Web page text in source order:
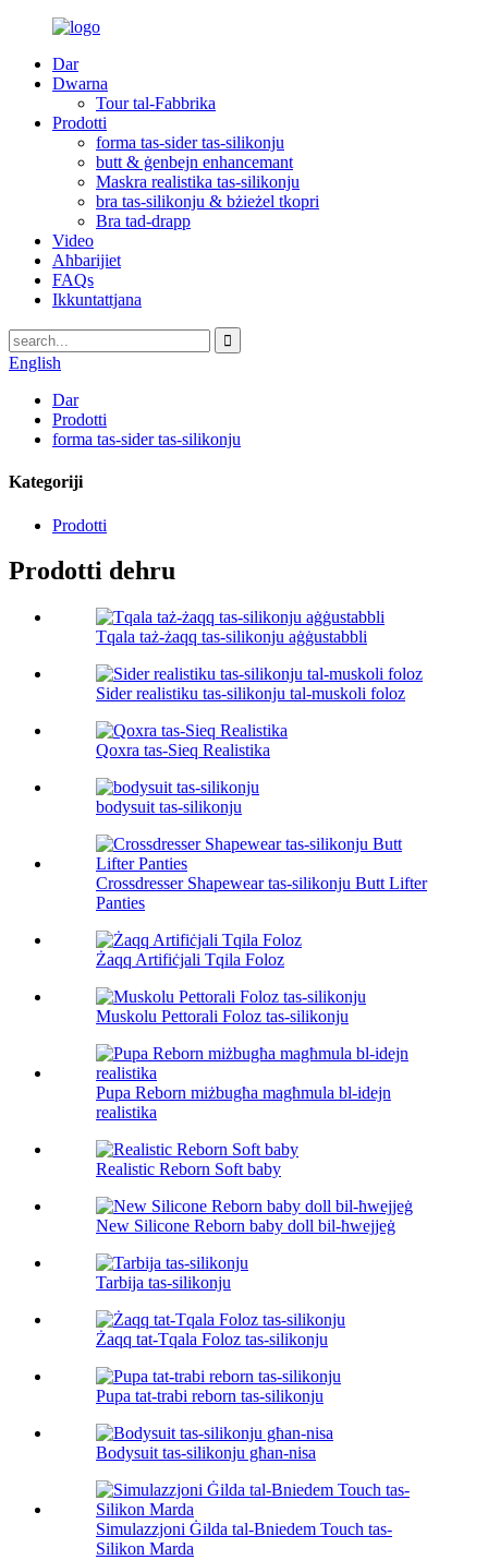
Dar
Dwarna
Tour tal-Fabbrika
Prodotti
forma tas-sider tas-silikonju
butt & ġenbejn enhancemant
Maskra realistika tas-silikonju
bra tas-silikonju & bżieżel tkopri
Bra tad-drapp
Video
Aħbarijiet
FAQs
Ikkuntattjana
English
Dar
Prodotti
forma tas-sider tas-silikonju
Kategoriji
Prodotti
Prodotti dehru
Tqala taż-żaqq tas-silikonju aġġustabbli
Sider realistiku tas-silikonju tal-muskoli foloz
Qoxra tas-Sieq Realistika
bodysuit tas-silikonju
Crossdresser Shapewear tas-silikonju Butt Lifter
Panties
Żaqq Artifiċjali Tqila Foloz
Muskolu Pettorali Foloz tas-silikonju
Pupa Reborn miżbugħa magħmula bl-idejn
realistika
Realistic Reborn Soft baby
New Silicone Reborn baby doll bil-ħwejjeġ
Tarbija tas-silikonju
Żaqq tat-Tqala Foloz tas-silikonju
Pupa tat-trabi reborn tas-silikonju
Bodysuit tas-silikonju għan-nisa
Simulazzjoni Ġilda tal-Bniedem Touch tas-
Silikon Marda